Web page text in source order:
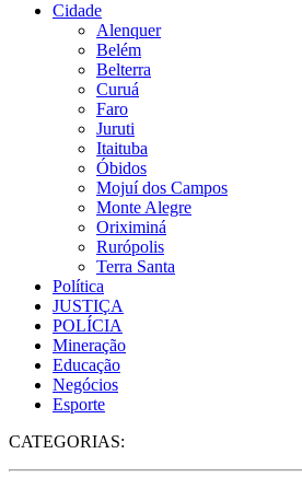
Cidade
Alenquer
Belém
Belterra
Curuá
Faro
Juruti
Itaituba
Óbidos
Mojuí dos Campos
Monte Alegre
Oriximiná
Rurópolis
Terra Santa
Política
JUSTIÇA
POLÍCIA
Mineração
Educação
Negócios
Esporte
CATEGORIAS: